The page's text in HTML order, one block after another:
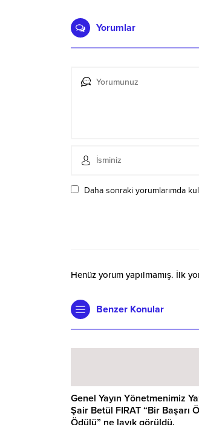
Yorumlar
Daha sonraki yorumlarımda
Henüz yorum yapılmamış. İlk
Benzer Konular
Genel Yayın Yönetmenimiz
Şair Betül FIRAT “Bir Başarı
Ödülü” ne layık görüldü.